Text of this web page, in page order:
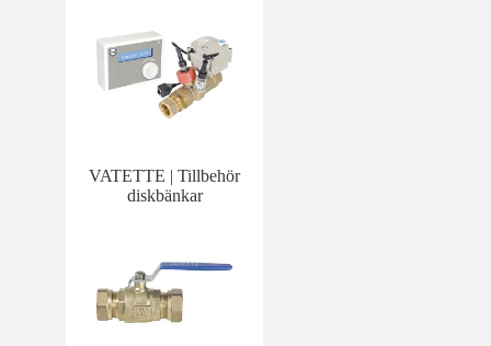
VATETTE | Tillbehör
diskbänkar